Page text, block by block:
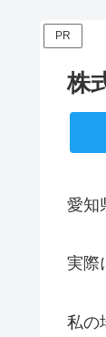
PR
株
愛知
実際
私の